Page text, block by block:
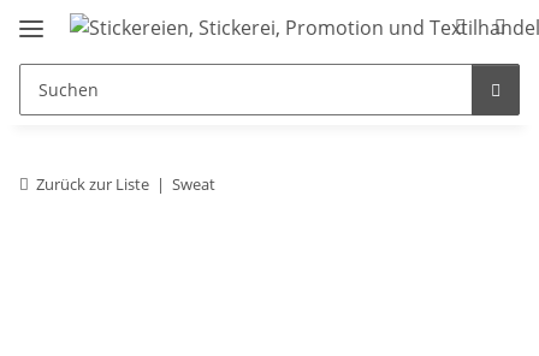
Zurück zur Liste Sweat